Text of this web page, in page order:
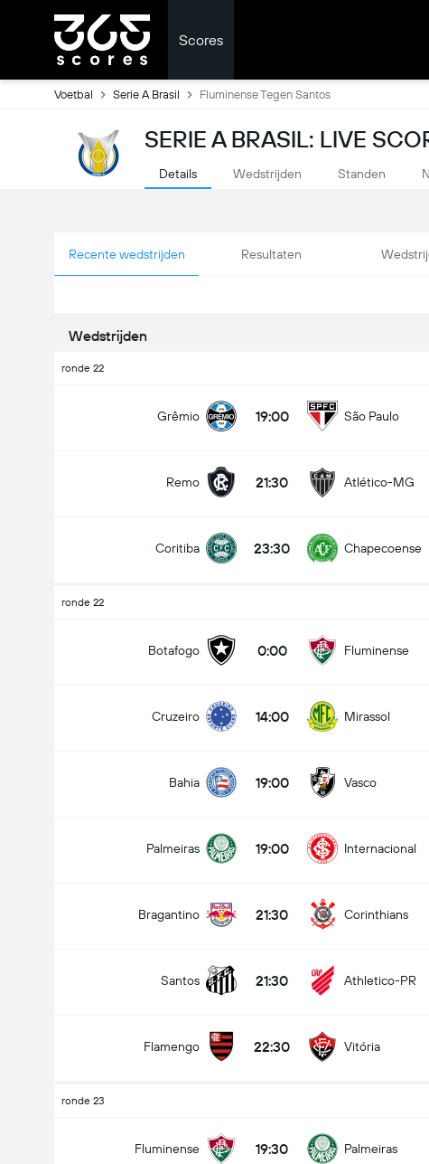
Scores
Voetbal Serie A Brasil Fluminense Tegen Santos
SERIE A BRASIL: LIVE
Details Wedstrijden Standen
Recente wedstrijden Resultaten
Wedstrijden
ronde 22
Grêmio 19:00 São Paulo
Remo 21:30 Atlético-MG
Coritiba 23:30 Chapecoense
ronde 22
Botafogo 0:00 Fluminense
Cruzeiro 14:00 Mirassol
Bahia 19:00 Vasco
Palmeiras 19:00 Internacional
Bragantino 21:30 Corinthians
Santos 21:30 Athletico-PR
Flamengo 22:30 Vitória
ronde 23
Fluminense 19:30 Palmeiras